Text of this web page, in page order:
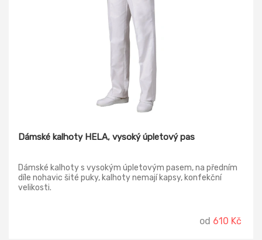
Dámské kalhoty HELA, vysoký úpletový pas
Dámské kalhoty s vysokým úpletovým pasem, na předním
díle nohavic šité puky, kalhoty nemají kapsy, konfekční
velikosti.
od 610 Kč